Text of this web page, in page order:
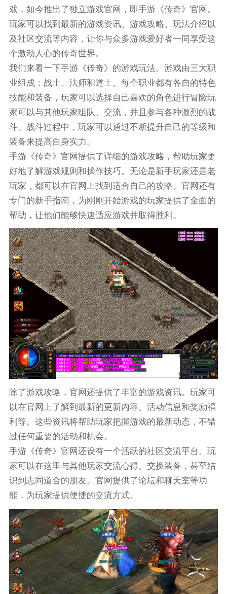
戏，如今推出了独立游戏官网，即手游《传奇》官网。
玩家可以找到最新的游戏资讯、游戏攻略、玩法介绍以
及社区交流等内容，让你与众多游戏爱好者一同享受这
个激动人心的传奇世界。
我们来看一下手游《传奇》的游戏玩法。游戏由三大职
业组成：战士、法师和道士。每个职业都有各自的特色
技能和装备，玩家可以选择自己喜欢的角色进行冒险玩
家可以与其他玩家组队、交流，并且参与各种激烈的战
斗。战斗过程中，玩家可以通过不断提升自己的等级和
装备来提高自身实力。
手游《传奇》官网提供了详细的游戏攻略，帮助玩家更
好地了解游戏规则和操作技巧。无论是新手玩家还是老
玩家，都可以在官网上找到适合自己的攻略。官网还有
专门的新手指南，为刚刚开始游戏的玩家提供了全面的
帮助，让他们能够快速适应游戏并取得胜利。
除了游戏攻略，官网还提供了丰富的游戏资讯。玩家可
以在官网上了解到最新的更新内容、活动信息和奖励福
利等。这些资讯将帮助玩家把握游戏的最新动态，不错
过任何重要的活动和机会。
手游《传奇》官网还设有一个活跃的社区交流平台。玩
家可以在这里与其他玩家交流心得、交换装备，甚至结
识到志同道合的朋友。官网提供了论坛和聊天室等功
能，为玩家提供便捷的交流方式。